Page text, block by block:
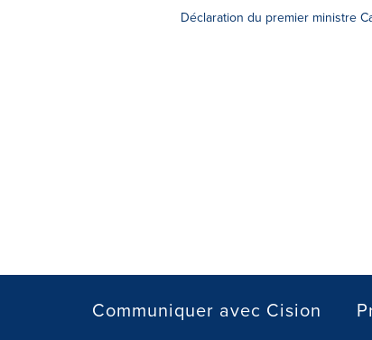
Déclaration du premier ministre
Communiquer avec Cision